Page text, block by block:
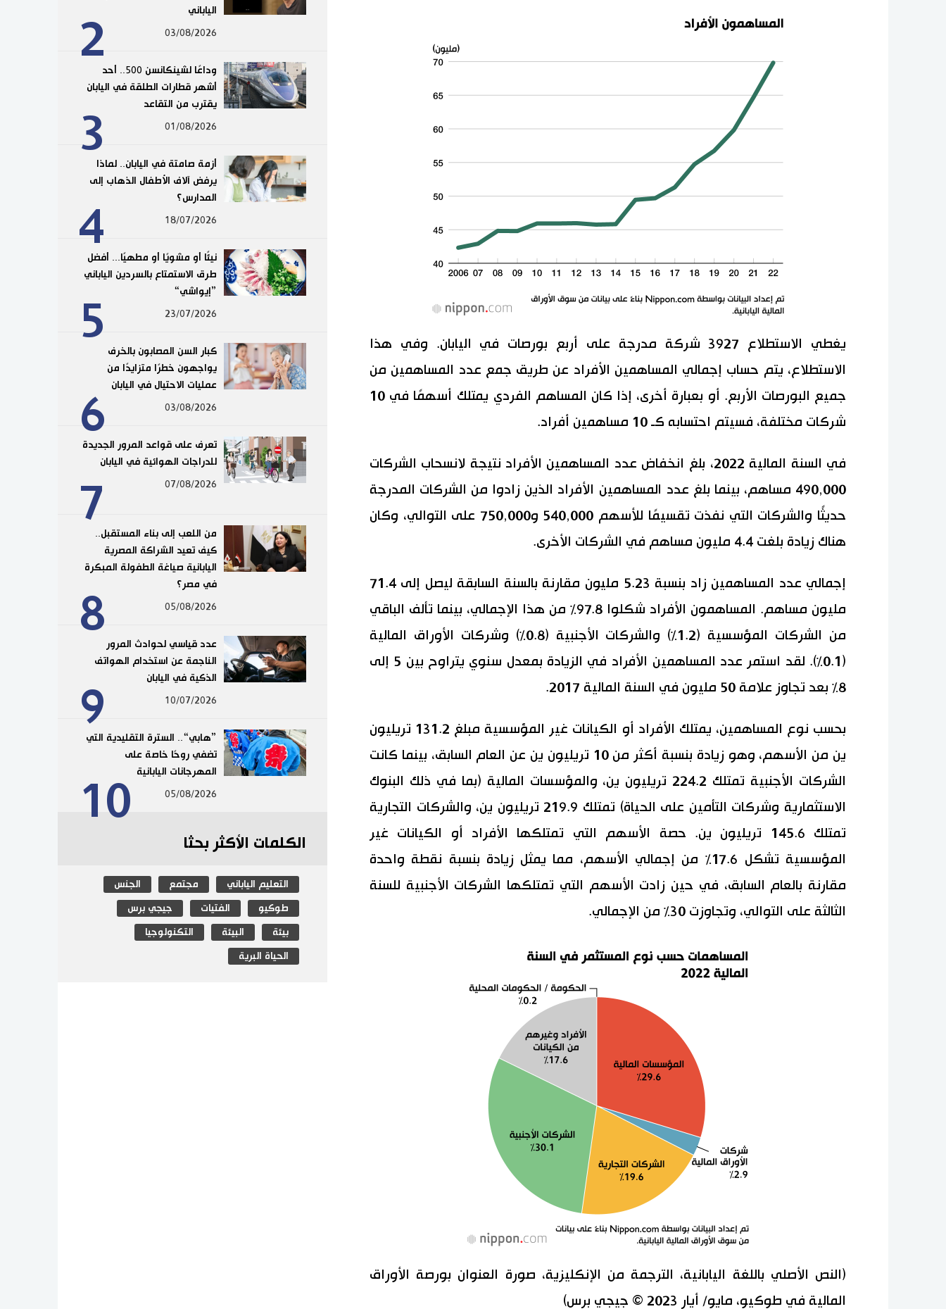
يغطي الاستطلاع 3927 شركة مدرجة على أربع بورصات في اليابان. وفي هذا
الاستطلاع، يتم حساب إجمالي المساهمين الأفراد عن طريق جمع عدد المساهمين من
جميع البورصات الأربع. أو بعبارة أخرى، إذا كان المساهم الفردي يمتلك أسهمًا في 10
شركات مختلفة، فسيتم احتسابه كـ 10 مساهمين أفراد.
في السنة المالية 2022، بلغ انخفاض عدد المساهمين الأفراد نتيجة لانسحاب الشركات
490,000 مساهم، بينما بلغ عدد المساهمين الأفراد الذين زادوا من الشركات المدرجة
حديثًا والشركات التي نفذت تقسيمًا للأسهم 540,000 و750,000 على التوالي، وكان
هناك زيادة بلغت 4.4 مليون مساهم في الشركات الأخرى.
إجمالي عدد المساهمين زاد بنسبة 5.23 مليون مقارنة بالسنة السابقة ليصل إلى 71.4
مليون مساهم. المساهمون الأفراد شكلوا 97.8٪ من هذا الإجمالي، بينما تألف الباقي
من الشركات المؤسسية (1.2٪) والشركات الأجنبية (0.8٪) وشركات الأوراق المالية
(0.1٪). لقد استمر عدد المساهمين الأفراد في الزيادة بمعدل سنوي يتراوح بين 5 إلى
8٪ بعد تجاوز علامة 50 مليون في السنة المالية 2017.
بحسب نوع المساهمين، يمتلك الأفراد أو الكيانات غير المؤسسية مبلغ 131.2 تريليون
ين من الأسهم، وهو زيادة بنسبة أكثر من 10 تريليون ين عن العام السابق، بينما كانت
الشركات الأجنبية تمتلك 224.2 تريليون ين، والمؤسسات المالية (بما في ذلك البنوك
الاستثمارية وشركات التأمين على الحياة) تمتلك 219.9 تريليون ين، والشركات التجارية
تمتلك 145.6 تريليون ين. حصة الأسهم التي تمتلكها الأفراد أو الكيانات غير
المؤسسية تشكل 17.6٪ من إجمالي الأسهم، مما يمثل زيادة بنسبة نقطة واحدة
مقارنة بالعام السابق، في حين زادت الأسهم التي تمتلكها الشركات الأجنبية للسنة
الثالثة على التوالي، وتجاوزت 30٪ من الإجمالي.
(النص الأصلي باللغة اليابانية، الترجمة من الإنكليزية، صورة العنوان بورصة الأوراق
المالية في طوكيو، مايو/ أيار 2023 © جيجي برس)
2
الياباني
03/08/2026
3
وداعًا لشينكانسن 500.. أحد
أشهر قطارات الطلقة في اليابان
يقترب من التقاعد
01/08/2026
4
أزمة صامتة في اليابان.. لماذا
يرفض آلاف الأطفال الذهاب إلى
المدارس؟
18/07/2026
5
نيئًا أو مشويًا أو مطهيًا... أفضل
طرق الاستمتاع بالسردين الياباني
”إيواشي“
23/07/2026
6
كبار السن المصابون بالخرف
يواجهون خطرًا متزايدًا من
عمليات الاحتيال في اليابان
03/08/2026
7
تعرف على قواعد المرور الجديدة
للدراجات الهوائية في اليابان
07/08/2026
8
من اللعب إلى بناء المستقبل..
كيف تعيد الشراكة المصرية
اليابانية صياغة الطفولة المبكرة
في مصر؟
05/08/2026
9
عدد قياسي لحوادث المرور
الناجمة عن استخدام الهواتف
الذكية في اليابان
10/07/2026
10
”هابي“.. السترة التقليدية التي
تضفي روحًا خاصة على
المهرجانات اليابانية
05/08/2026
الكلمات الأكثر بحثا
التعليم الياباني مجتمع الجنس
طوكيو الفتيات جيجي برس
بيئة البيئة التكنولوجيا
الحياة البرية